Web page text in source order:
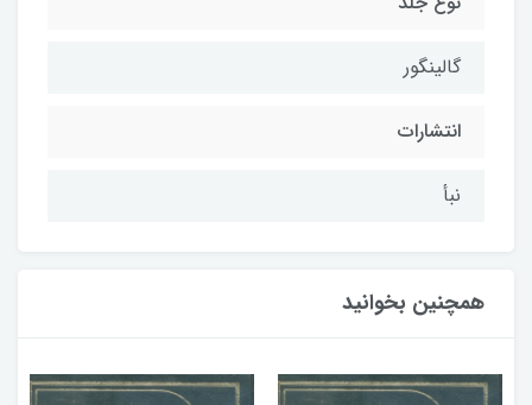
گالینگور
انتشارات
نبأ
همچنین بخوانید